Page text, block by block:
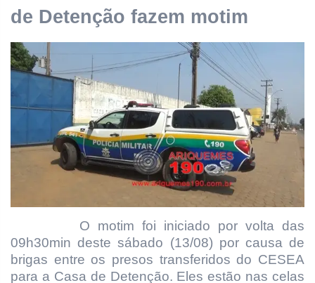
de Detenção fazem motim
O motim foi iniciado por volta das
09h30min deste sábado (13/08) por causa de
brigas entre os presos transferidos do CESEA
para a Casa de Detenção. Eles estão nas celas